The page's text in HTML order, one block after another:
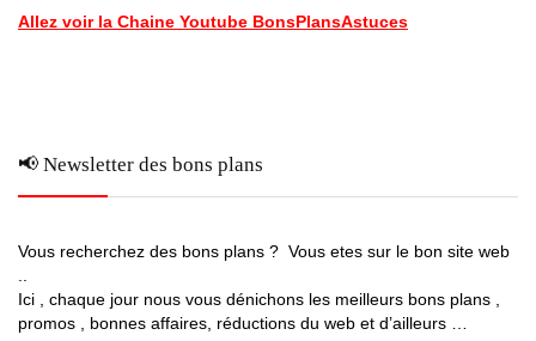
Allez voir la Chaine Youtube BonsPlansAstuces
📢 Newsletter des bons plans
Vous recherchez des bons plans ? Vous etes sur le bon site web
Ici , chaque jour nous vous dénichons les meilleurs bons plans ,
promos , bonnes affaires, réductions du web et d’ailleurs …